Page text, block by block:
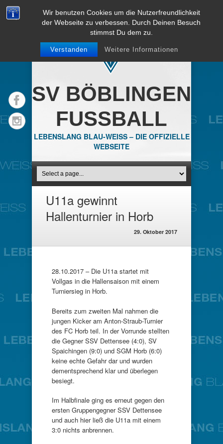
Wir benutzen Cookies um die Nutzerfreundlichkeit
der Webseite zu verbessen. Durch Deinen Besuch
stimmst Du dem zu.
Verstanden Weitere Informationen
SV BÖBLINGEN
FUSSBALL
LEBENSLANG BLAU-WEISS – DIE OFFIZIELLE
WEBSEITE
U11a gewinnt
Hallenturnier in Horb
29. Oktober 2017
28.10.2017 – Die U11a startet mit
Vollgas in die Hallensaison mit einem
Turniersieg in Horb.
Bereits zum zweiten Mal nahmen die
jungen Kicker am Anton-Straub-Turnier
des FC Horb teil. In der Vorrunde stellten
die Gegner SSV Dettensee (4:0), SV
Spaichingen (9:0) und SGM Horb (6:0)
keine echte Gefahr dar und wurden
dementsprechend klar und überlegen
besiegt.
Im Halbfinale ging es erneut gegen den
ersten Gruppengegner SSV Dettensee
und auch hier ließ die U11a mit einem
3:0 nichts anbrennen.